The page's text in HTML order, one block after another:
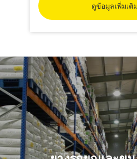
ดูข้อมูลเพิ่มเติม